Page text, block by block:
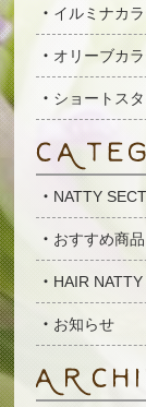
イルミナカ
オリーブカ
ショートス
NATTY SECT
おすすめ商品
HAIR NATTY
お知らせ